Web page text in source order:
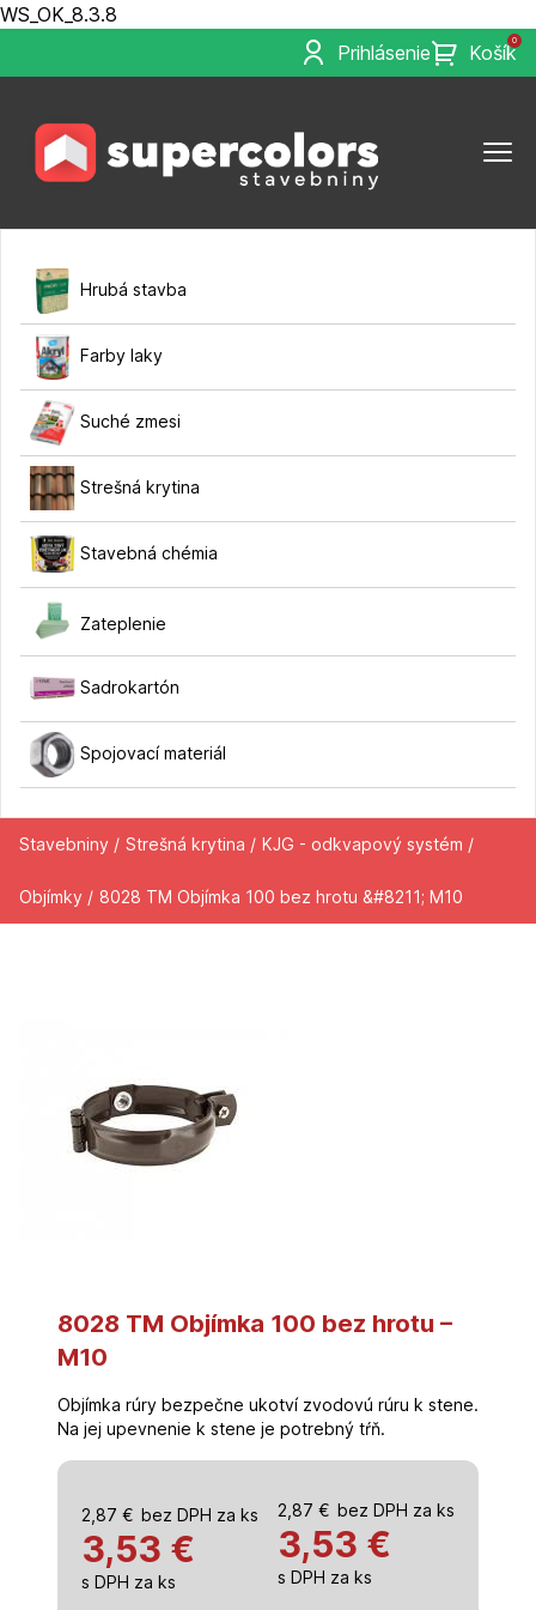
WS_OK_8.3.8
Prihlásenie
0
Košík
Hrubá stavba
Farby laky
Suché zmesi
Strešná krytina
Stavebná chémia
Zateplenie
Sadrokartón
Spojovací materiál
Stavebniny / Strešná krytina / KJG - odkvapový systém /
Objímky / 8028 TM Objímka 100 bez hrotu &#8211; M10
8028 TM Objímka 100 bez hrotu –
M10
Objímka rúry bezpečne ukotví zvodovú rúru k stene.
Na jej upevnenie k stene je potrebný tŕň.
2,87 € bez DPH za ks
3,53 €
s DPH za ks
2,87 € bez DPH za ks
3,53 €
s DPH za ks